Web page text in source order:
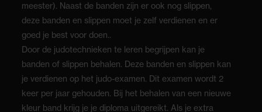
meester). Naast de banden zijn er ook nog slippen,
deze banden en slippen moet je zelf verdienen en er
goed je best voor doen..
Door de judotechnieken te leren begrijpen kan je
banden of slippen behalen. Deze banden en slippen kan
je verdienen op het judo-examen. Dit examen wordt 2
keer per jaar gehouden. Bij het behalen van een nieuwe
kleur band krijg je je diploma uitgereikt. Als je extra